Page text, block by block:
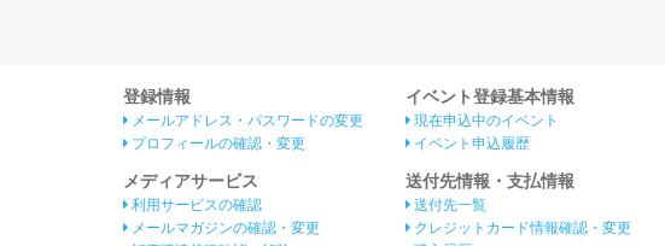
登録情報
メールアドレス・パスワードの変更
プロフィールの確認・変更
メディアサービス
利用サービスの確認
メールマガジンの確認・変更
イベント登録基本情報
現在申込中のイベント
イベント申込履歴
送付先情報・支払情報
送付先一覧
クレジットカード情報確認・変更